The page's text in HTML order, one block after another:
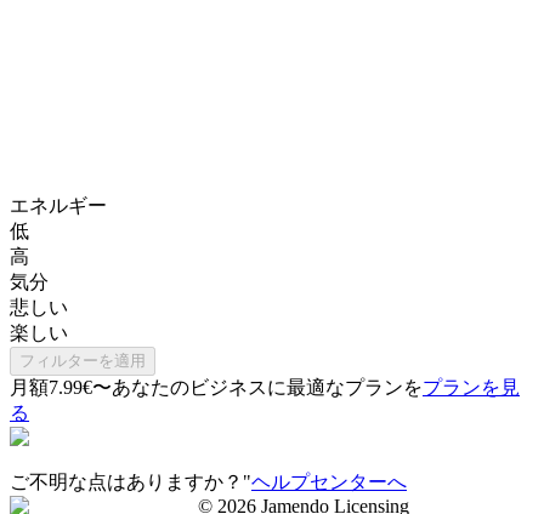
エネルギー
低
高
気分
悲しい
楽しい
フィルターを適用
月額7.99€〜あなたのビジネスに最適なプランをプランを見
る
ご不明な点はありますか？"ヘルプセンターへ
© 2026 Jamendo Licensing